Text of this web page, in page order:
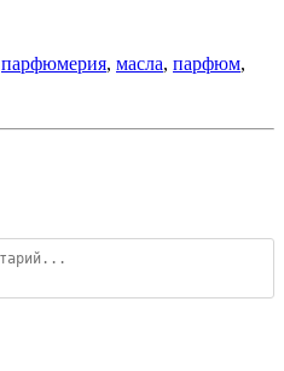
парфюмерия, масла, парфюм,